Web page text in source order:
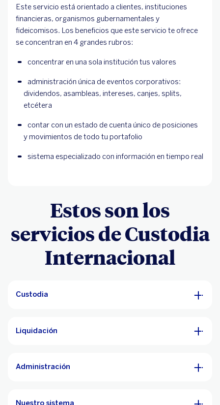
Este servicio está orientado a clientes, instituciones
financieras, organismos gubernamentales y
fideicomisos. Los beneficios que este servicio te ofrece
se concentran en 4 grandes rubros:
concentrar en una sola institución tus valores
administración única de eventos corporativos:
dividendos, asambleas, intereses, canjes, splits,
etcétera
contar con un estado de cuenta único de posiciones
y movimientos de todo tu portafolio
sistema especializado con información en tiempo real
Estos son los
servicios de Custodia
Internacional
Custodia
Liquidación
Administración
Nuestro sistema